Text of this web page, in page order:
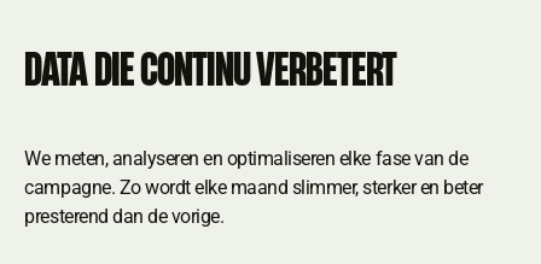
DATA DIE CONTINU VERBETERT
We meten, analyseren en optimaliseren elke fase van de
campagne. Zo wordt elke maand slimmer, sterker en beter
presterend dan de vorige.